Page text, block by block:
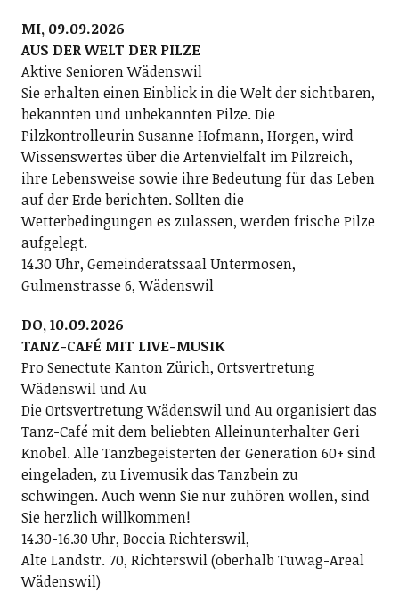
MI, 09.09.2026
AUS DER WELT DER PILZE
Aktive Senioren Wädenswil
Sie erhalten einen Einblick in die Welt der sichtbaren,
bekannten und unbekannten Pilze. Die
Pilzkontrolleurin Susanne Hofmann, Horgen, wird
Wissenswertes über die Artenvielfalt im Pilzreich,
ihre Lebensweise sowie ihre Bedeutung für das Leben
auf der Erde berichten. Sollten die
Wetterbedingungen es zulassen, werden frische Pilze
aufgelegt.
14.30 Uhr, Gemeinderatssaal Untermosen,
Gulmenstrasse 6, Wädenswil
DO, 10.09.2026
TANZ-CAFÉ MIT LIVE-MUSIK
Pro Senectute Kanton Zürich, Ortsvertretung
Wädenswil und Au
Die Ortsvertretung Wädenswil und Au organisiert das
Tanz-Café mit dem beliebten Alleinunterhalter Geri
Knobel. Alle Tanzbegeisterten der Generation 60+ sind
eingeladen, zu Livemusik das Tanzbein zu
schwingen. Auch wenn Sie nur zuhören wollen, sind
Sie herzlich willkommen!
14.30-16.30 Uhr, Boccia Richterswil,
Alte Landstr. 70, Richterswil (oberhalb Tuwag-Areal
Wädenswil)